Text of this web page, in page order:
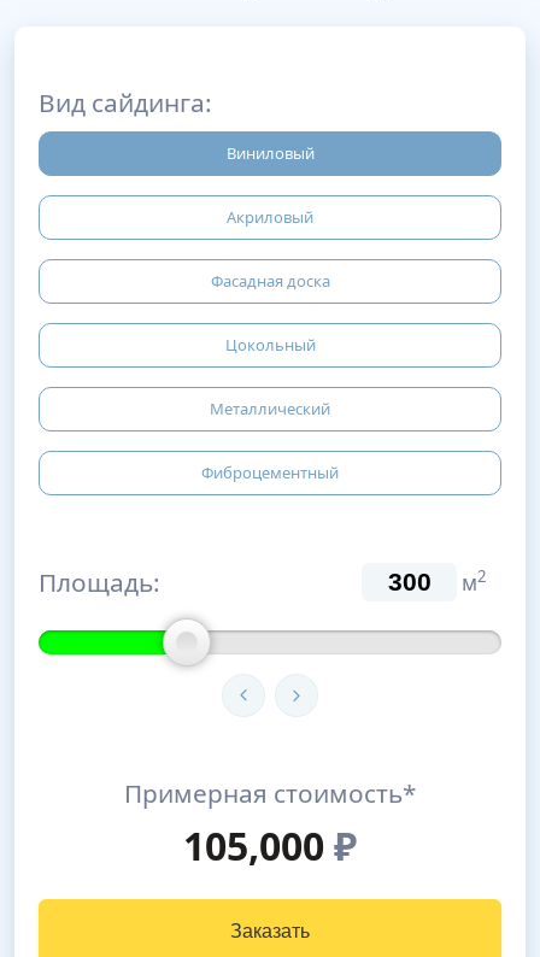
Вид сайдинга:
Виниловый
Акриловый
Фасадная доска
Цокольный
Металлический
Фиброцементный
Площадь: м2
Примерная стоимость*
105,000₽
Заказать